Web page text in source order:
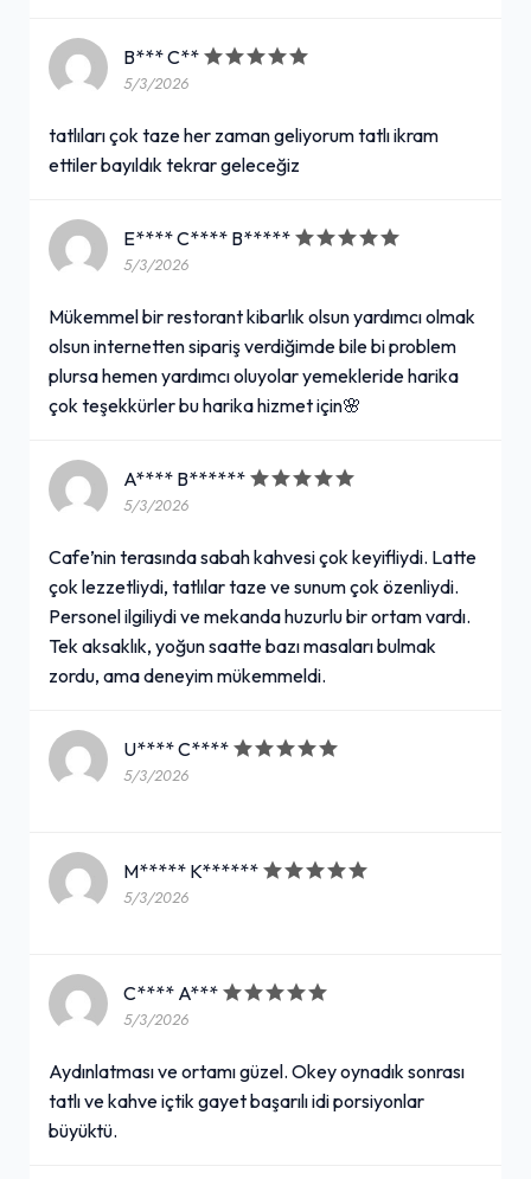
B*** C**
5/3/2026
tatlıları çok taze her zaman geliyorum tatlı ikram
ettiler bayıldık tekrar geleceğiz
E**** C**** B*****
5/3/2026
Mükemmel bir restorant kibarlık olsun yardımcı olmak
olsun internetten sipariş verdiğimde bile bi problem
plursa hemen yardımcı oluyolar yemekleride harika
çok teşekkürler bu harika hizmet için🌸
A**** B******
5/3/2026
Cafe’nin terasında sabah kahvesi çok keyifliydi. Latte
çok lezzetliydi, tatlılar taze ve sunum çok özenliydi.
Personel ilgiliydi ve mekanda huzurlu bir ortam vardı.
Tek aksaklık, yoğun saatte bazı masaları bulmak
zordu, ama deneyim mükemmeldi.
U**** C****
5/3/2026
M***** K******
5/3/2026
C**** A***
5/3/2026
Aydınlatması ve ortamı güzel. Okey oynadık sonrası
tatlı ve kahve içtik gayet başarılı idi porsiyonlar
büyüktü.